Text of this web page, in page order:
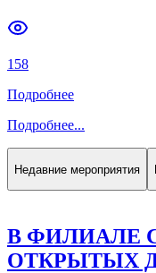
158
Подробнее
Подробнее...
Недавние мероприятия
В ФИЛИАЛЕ
ОТКРЫТЫХ